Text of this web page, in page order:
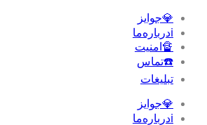
💎جوایز
ℹ️درباره‌ما
🔏امنیت
☎️تماس
تبلیغات‌
💎جوایز
ℹ️درباره‌ما